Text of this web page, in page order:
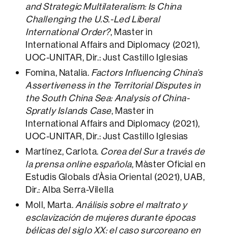
and Strategic Multilateralism: Is China
Challenging the U.S.-Led Liberal
International Order?, Master in
International Affairs and Diplomacy (2021),
UOC-UNITAR, Dir.: Just Castillo Iglesias
Fomina, Natalia. Factors Influencing China’s
Assertiveness in the Territorial Disputes in
the South China Sea: Analysis of China-
Spratly Islands Case, Master in
International Affairs and Diplomacy (2021),
UOC-UNITAR, Dir.: Just Castillo Iglesias
Martínez, Carlota. Corea del Sur a través de
la prensa online española, Màster Oficial en
Estudis Globals d’Àsia Oriental (2021), UAB,
Dir.: Alba Serra-Vilella
Moll, Marta.Análisis sobre el maltrato y
esclavización de mujeres durante épocas
bélicas del siglo XX: el caso surcoreano en